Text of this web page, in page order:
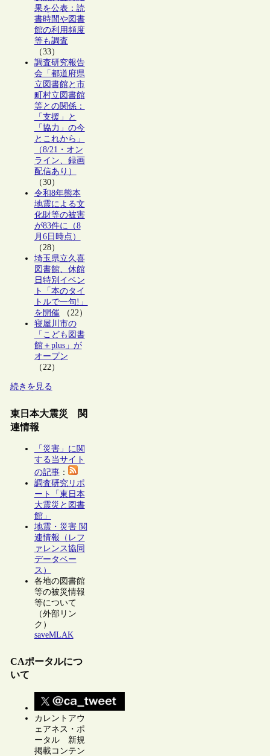
果を公表：読
書時間や図書
館の利用頻度
等も調査
（33）
調査研究報告
会「都道府県
立図書館と市
町村立図書館
等との関係：
「支援」と
「協力」の今
とこれから」
（8/21・オン
ライン、録画
配信あり）
（30）
令和8年熊本
地震による文
化財等の被害
が83件に（8
月6日時点）
（28）
埼玉県立久喜
図書館、休館
日特別イベン
ト「本のタイ
トルで一句!」
を開催（22）
寝屋川市の
「こども図書
館＋plus」が
オープン
（22）
続きを見る
東日本大震災 関
連情報
「災害」に関
する当サイト
の記事：
調査研究リポ
ート「東日本
大震災と図書
館」
地震・災害 関
連情報（レフ
ァレンス協同
データベー
ス）
各地の図書館
等の被災情報
等について
（外部リン
ク）
saveMLAK
CAポータルにつ
いて
カレントアウ
ェアネス・ポ
ータル 新規
掲載コンテン